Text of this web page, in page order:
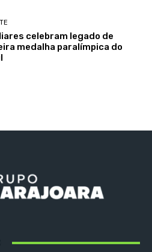
celebram legado de
medalha paralímpica do